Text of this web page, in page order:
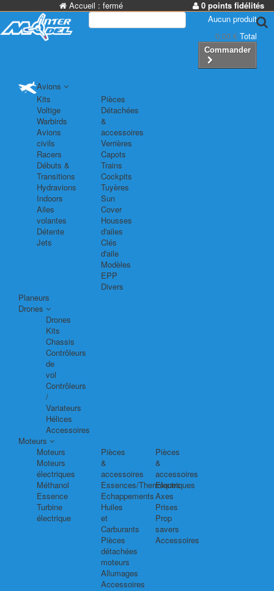
Accueil : fermé
0 points fidélités
Aucun produit
0,00 € Total
Commander
Avions
Kits
Voltige
Warbirds
Avions
civils
Racers
Débuts &
Transitions
Hydravions
Indoors
Ailes
volantes
Détente
Jets
Pièces
Détachées
&
accessoires
Verrières
Capots
Trains
Cockpits
Tuyères
Sun
Cover
Housses
d'ailes
Clés
d'aile
Modèles
EPP
Divers
Planeurs
Drones
Drones
Kits
Chassis
Contrôleurs
de
vol
Contrôleurs
/
Variateurs
Hélices
Accessoires
Moteurs
Moteurs
Moteurs
électriques
Méthanol
Essence
Turbine
électrique
Pièces
&
accessoires
Essences/Thermiques
Echappements
Huiles
et
Carburants
Pièces
détachées
moteurs
Allumages
Accessoires
Pièces
&
accessoires
Electriques
Axes
Prises
Prop
savers
Accessoires